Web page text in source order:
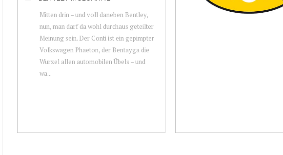
Mitten drin – und voll daneben Bentley,
nun, man darf da wohl durchaus geteilter
Meinung sein. Der Conti ist ein gepimpter
Volkswagen Phaeton, der Bentayga die
Wurzel allen automobilen Übels – und
wa...